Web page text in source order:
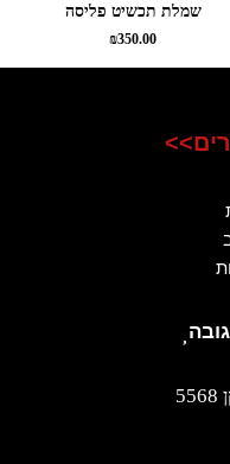
שמלת תכשיט פליסה
₪350.00